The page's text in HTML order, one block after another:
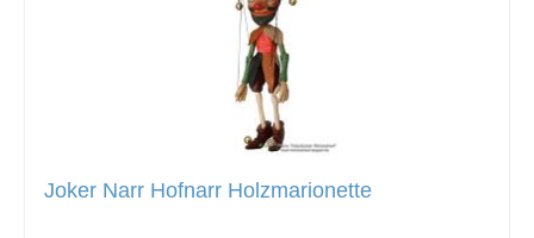
Joker Narr Hofnarr Holzmarionette